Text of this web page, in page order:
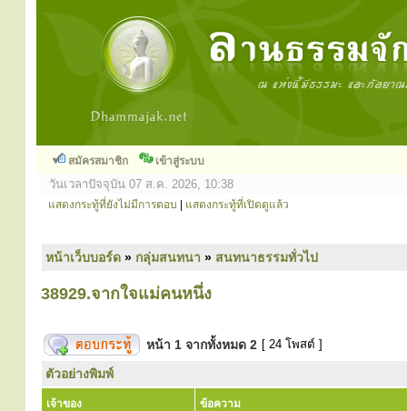
สมัครสมาชิก เข้าสู่ระบบ
วันเวลาปัจจุบัน 07 ส.ค. 2026, 10:38
แสดงกระทู้ที่ยังไม่มีการตอบ แสดงกระทู้ที่เปิดดูแล้ว
หน้าเว็บบอร์ด » กลุ่มสนทนา » สนทนาธรรมทั่วไป
38929.จากใจแม่คนหนึ่ง
หน้า 1 จากทั้งหมด 2 [ 24 โพสต์ ]
ตัวอย่างพิมพ์
เจ้าของ ข้อความ